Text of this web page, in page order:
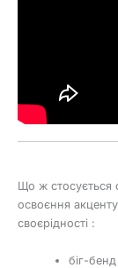
Що ж стосується
освоєння
своєрідності :
біг-